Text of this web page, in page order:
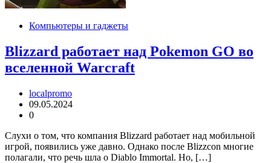
Компьютеры и гаджеты
Blizzard работает над Pokemon GO во
вселенной Warcraft
localpromo
09.05.2024
0
Слухи о том, что компания Blizzard работает над мобильной
игрой, появились уже давно. Однако после Blizzcon многие
полагали, что речь шла о Diablo Immortal. Но, […]